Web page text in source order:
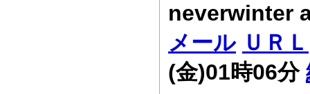
neverwinter
メール ＵＲＬ
(金)01時06分